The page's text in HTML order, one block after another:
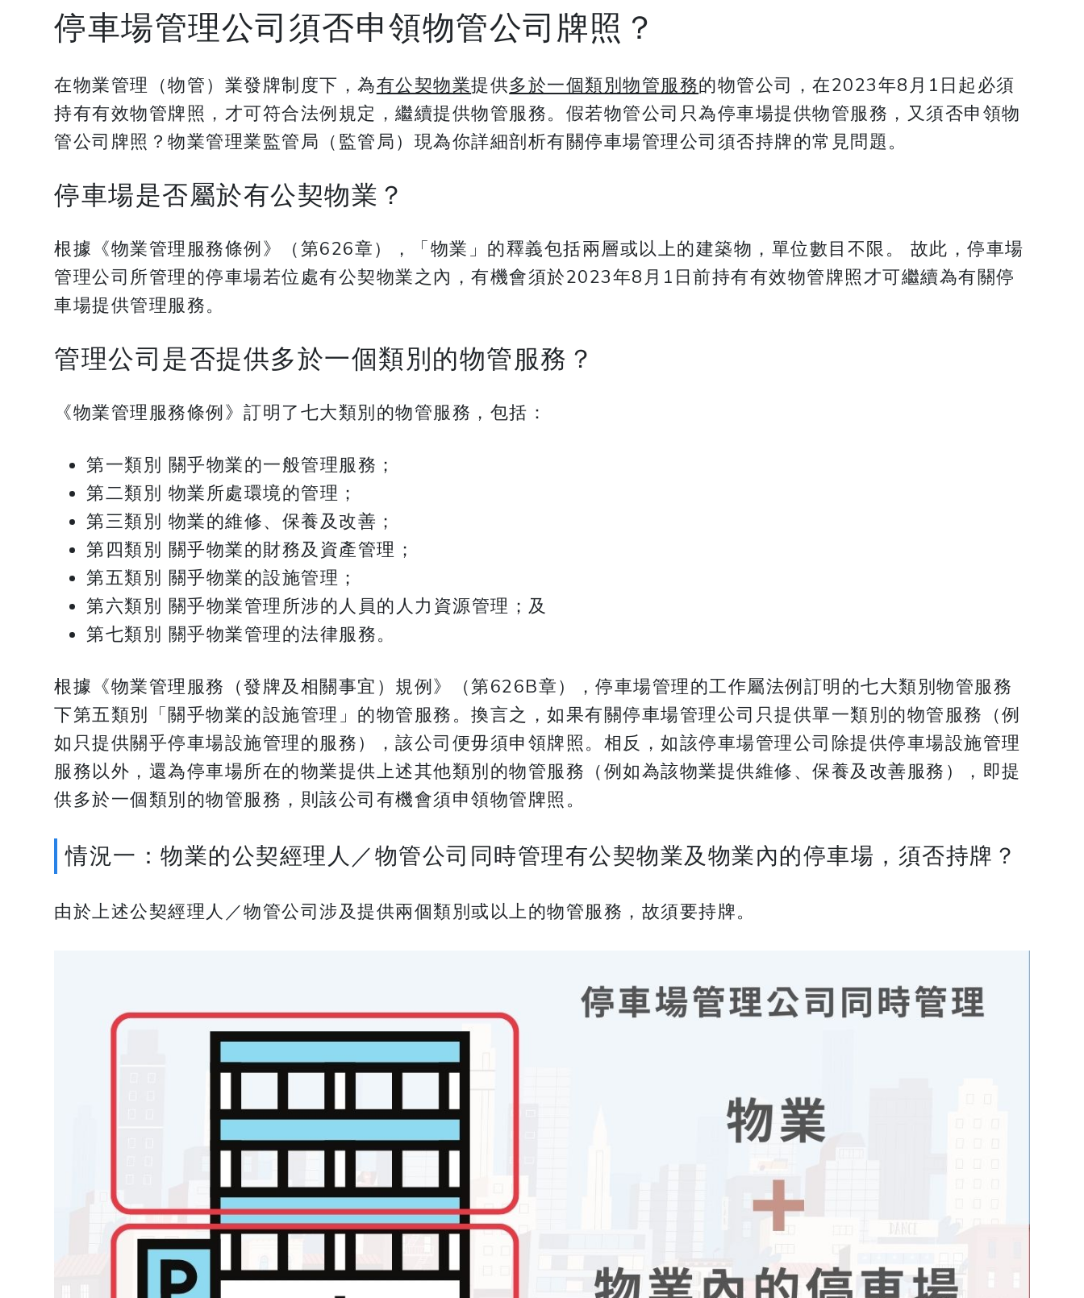
停車場管理公司須否申領物管公司牌照？
在物業管理（物管）業發牌制度下，為有公契物業提供多於一個類別物管服務的物管公司，在2023年8月1日起必須
持有有效物管牌照，才可符合法例規定，繼續提供物管服務。假若物管公司只為停車場提供物管服務，又須否申領物
管公司牌照？物業管理業監管局（監管局）現為你詳細剖析有關停車場管理公司須否持牌的常見問題。
停車場是否屬於有公契物業？
根據《物業管理服務條例》（第626章），「物業」的釋義包括兩層或以上的建築物，單位數目不限。 故此，停車場
管理公司所管理的停車場若位處有公契物業之內，有機會須於2023年8月1日前持有有效物管牌照才可繼續為有關停
車場提供管理服務。
管理公司是否提供多於一個類別的物管服務？
《物業管理服務條例》訂明了七大類別的物管服務，包括：
第一類別 關乎物業的一般管理服務；
第二類別 物業所處環境的管理；
第三類別 物業的維修、保養及改善；
第四類別 關乎物業的財務及資產管理；
第五類別 關乎物業的設施管理；
第六類別 關乎物業管理所涉的人員的人力資源管理；及
第七類別 關乎物業管理的法律服務。
根據《物業管理服務（發牌及相關事宜）規例》（第626B章），停車場管理的工作屬法例訂明的七大類別物管服務
下第五類別「關乎物業的設施管理」的物管服務。換言之，如果有關停車場管理公司只提供單一類別的物管服務（例
如只提供關乎停車場設施管理的服務），該公司便毋須申領牌照。相反，如該停車場管理公司除提供停車場設施管理
服務以外，還為停車場所在的物業提供上述其他類別的物管服務（例如為該物業提供維修、保養及改善服務），即提
供多於一個類別的物管服務，則該公司有機會須申領物管牌照。 ​​​​​
情況一：物業的公契經理人／物管公司同時管理有公契物業及物業內的停車場，須否持牌？
由於上述公契經理人／物管公司涉及提供兩個類別或以上的物管服務，故須要持牌。